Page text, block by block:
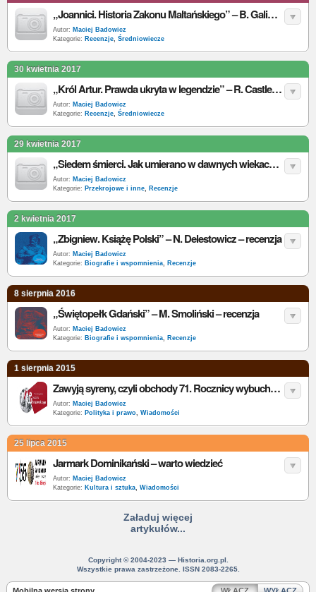
„Joannici. Historia Zakonu Maltańskiego” – B. Galimard-Flavigny – recenzja
Autor: Maciej Badowicz
Kategorie: Recenzje, Średniowiecze
30 kwietnia 2017
„Król Artur. Prawda ukryta w legendzie” – R. Castleden – recenzja
Autor: Maciej Badowicz
Kategorie: Recenzje, Średniowiecze
29 kwietnia 2017
„Siedem śmierci. Jak umierano w dawnych wiekach” – B. Faron, A. Bukowczan-Rzeszut – recenzja
Autor: Maciej Badowicz
Kategorie: Przekrojowe i inne, Recenzje
2 kwietnia 2017
„Zbigniew. Książę Polski” – N. Delestowicz – recenzja
Autor: Maciej Badowicz
Kategorie: Biografie i wspomnienia, Recenzje
8 sierpnia 2016
„Świętopełk Gdański” – M. Smoliński – recenzja
Autor: Maciej Badowicz
Kategorie: Biografie i wspomnienia, Recenzje
1 sierpnia 2015
Zawyją syreny, czyli obchody 71. Rocznicy wybuchu powstania warszawskiego w Gdańsku
Autor: Maciej Badowicz
Kategorie: Polityka i prawo, Wiadomości
25 lipca 2015
Jarmark Dominikański – warto wiedzieć
Autor: Maciej Badowicz
Kategorie: Kultura i sztuka, Wiadomości
Załaduj więcej
artykułów...
Copyright © 2004-2023 — Historia.org.pl.
Wszystkie prawa zastrzeżone. ISSN 2083-2265.